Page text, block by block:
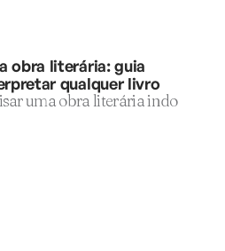
obra literária: guia
qualquer livro
uma obra literária indo